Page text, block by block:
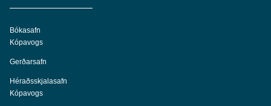
Bókasafn
Kópavogs
Gerðarsafn
Héraðsskjalasafn
Kópavogs